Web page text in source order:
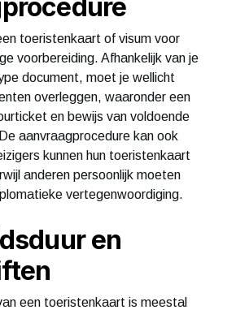
toeristenkaart of visum voor
voorbereiding. Afhankelijk van je
document, moet je wellicht
overleggen, waaronder een
en bewijs van voldoende
aanvraagprocedure kan ook
kunnen hun toeristenkaart
anderen persoonlijk moeten
vertegenwoordiging.
en
een toeristenkaart is meestal